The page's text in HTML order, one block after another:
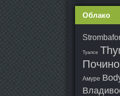
Облако
Туапсе
Амуре